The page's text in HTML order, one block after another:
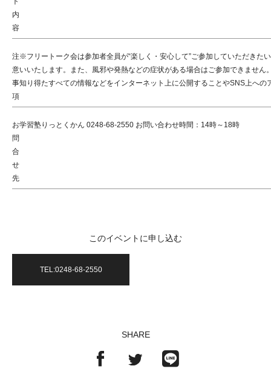
内
容
注
意
事
項
※フリートーク会は参加者全員が“楽しく・安心して”ご参加していただき
いいたします。また、風邪や発熱などの症状がある場合はご参加できませ
知り得たすべての情報などをインターネット上に公開することやSNS上へ
お
問
合
せ
先
学習塾りっとくかん 0248-68-2550 お問い合わせ時間：14時～18時
このイベントに申し込む
TEL:0248-68-2550
SHARE